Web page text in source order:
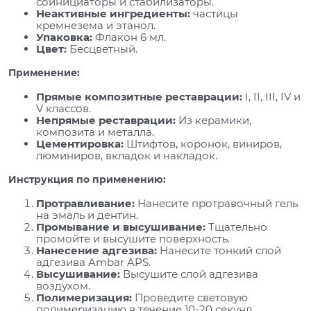
Неактивные ингредиенты: частицы
кремнезема и этанол.
Упаковка: Флакон 6 мл.
Цвет: Бесцветный.
Применение:
Прямые композитные реставрации: I, II, III, IV и
V классов.
Непрямые реставрации: Из керамики,
композита и металла.
Цементировка: Штифтов, коронок, виниров,
люминиров, вкладок и накладок.
Инструкция по применению:
Протравливание: Нанесите протравочный гель
на эмаль и дентин.
Промывание и высушивание: Тщательно
промойте и высушите поверхность.
Нанесение адгезива: Нанесите тонкий слой
адгезива Ambar APS.
Высушивание: Высушите слой адгезива
воздухом.
Полимеризация: Проведите световую